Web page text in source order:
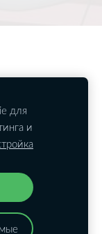
для
и